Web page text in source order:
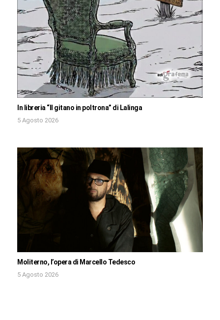
In libreria “Il gitano in poltrona” di Lalinga
5 Agosto 2026
Moliterno, l’opera di Marcello Tedesco
5 Agosto 2026